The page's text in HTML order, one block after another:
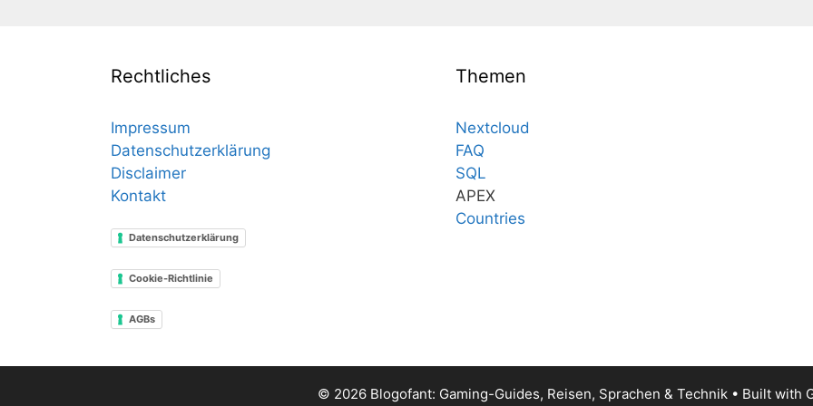
Rechtliches
Impressum
Datenschutzerklärung
Disclaimer
Kontakt
Datenschutzerklärung
Cookie-Richtlinie
AGBs
Themen
Nextcloud
FAQ
SQL
APEX
Countries
© 2026 Blogofant: Gaming-Guides, Reisen, Sprachen & Technik• Built with